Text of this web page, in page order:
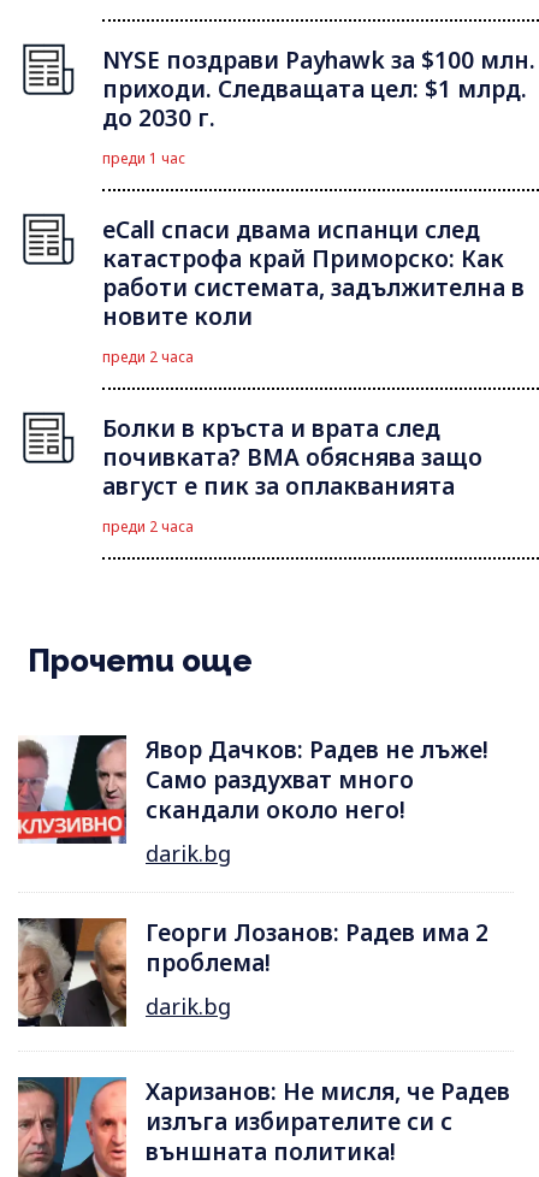
NYSE поздрави Payhawk за $100 млн.
приходи. Следващата цел: $1 млрд.
до 2030 г.
преди 1 час
eCall спаси двама испанци след
катастрофа край Приморско: Как
работи системата, задължителна в
новите коли
преди 2 часа
Болки в кръста и врата след
почивката? ВМА обяснява защо
август е пик за оплакванията
преди 2 часа
Прочети още
Явор Дачков: Радев не лъже!
Само раздухват много
скандали около него!
darik.bg
Георги Лозанов: Радев има 2
проблема!
darik.bg
Харизанов: Не мисля, че Радев
излъга избирателите си с
външната политика!